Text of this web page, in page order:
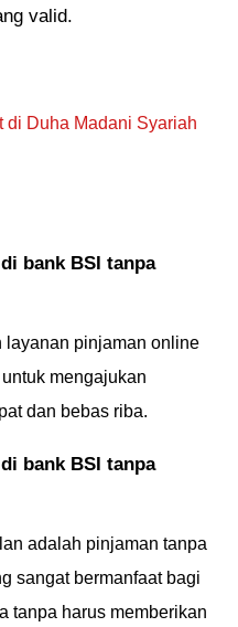
valid.
di Duha Madani Syariah
bank BSI tanpa
layanan pinjaman online
mengajukan
dan bebas riba.
bank BSI tanpa
adalah pinjaman tanpa
sangat bermanfaat bagi
tanpa harus memberikan